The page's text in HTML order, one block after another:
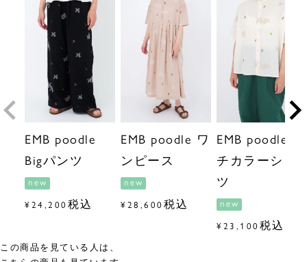
EMB poodle
Bigパンツ
new
¥ 24,200 税込
EMB poodle ワ
ンピース
new
¥ 28,600 税込
EMB poodle プ
チカラーシャ
ツ
new
¥ 23,100 税込
この商品を見ている人は、